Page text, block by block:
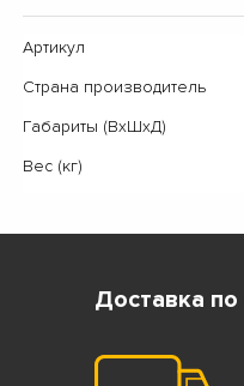
Артикул
Страна производитель
Габариты (ВхШхД)
Вес (кг)
Доставка